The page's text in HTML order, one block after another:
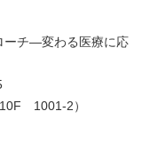
ーチ—変わる医療に応
1001-2）